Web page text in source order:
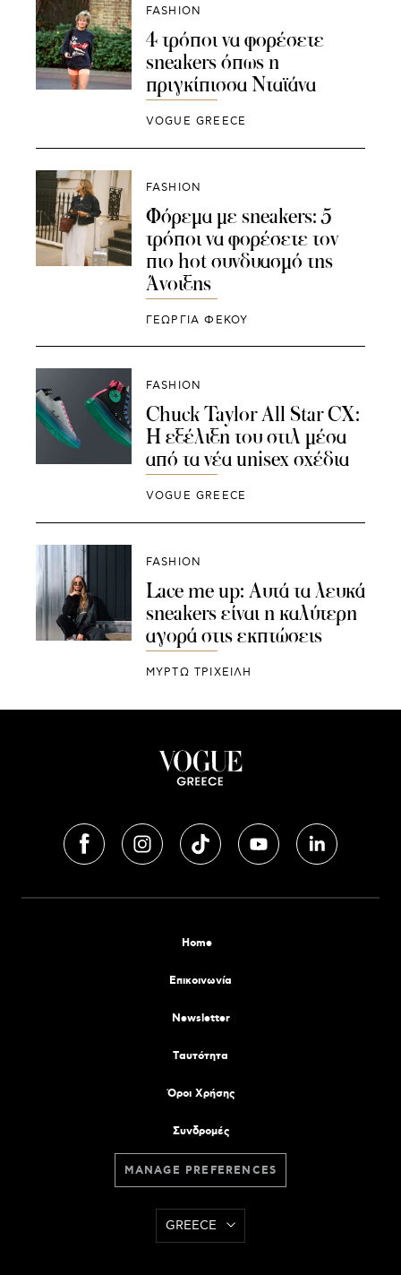
FASHION
4 τρόποι να φορέσετε
sneakers όπως η
πριγκίπισσα Νταϊάνα
VOGUE GREECE
FASHION
Φόρεμα με sneakers: 5
τρόποι να φορέσετε τον
πιο hot συνδυασμό της
Άνοιξης
ΓΕΩΡΓΙΑ ΦΕΚΟΥ
FASHION
Chuck Taylor All Star CX:
Η εξέλιξη του στιλ μέσα
από τα νέα unisex σχέδια
VOGUE GREECE
FASHION
Lace me up: Aυτά τα λευκά
sneakers είναι η καλύτερη
αγορά στις εκπτώσεις
ΜΥΡΤΩ ΤΡΙΧΕΙΛΗ
Home
Επικοινωνία
Newsletter
Tαυτότητα
Όροι Χρήσης
Συνδρομές
MANAGE PREFERENCES
GREECE